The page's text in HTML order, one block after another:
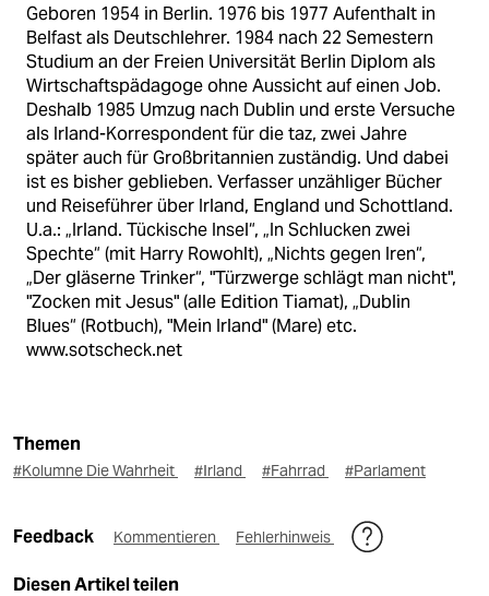
Geboren 1954 in Berlin. 1976 bis 1977 Aufenthalt in
Belfast als Deutschlehrer. 1984 nach 22 Semestern
Studium an der Freien Universität Berlin Diplom als
Wirtschaftspädagoge ohne Aussicht auf einen Job.
Deshalb 1985 Umzug nach Dublin und erste Versuche
als Irland-Korrespondent für die taz, zwei Jahre
später auch für Großbritannien zuständig. Und dabei
ist es bisher geblieben. Verfasser unzähliger Bücher
und Reiseführer über Irland, England und Schottland.
U.a.: „Irland. Tückische Insel“, „In Schlucken zwei
Spechte“ (mit Harry Rowohlt), „Nichts gegen Iren“,
„Der gläserne Trinker“, "Türzwerge schlägt man nicht",
"Zocken mit Jesus" (alle Edition Tiamat), „Dublin
Blues“ (Rotbuch), "Mein Irland" (Mare) etc.
www.sotscheck.net
Themen
#Kolumne Die Wahrheit #Irland #Fahrrad #Parlament
Feedback Kommentieren Fehlerhinweis
Diesen Artikel teilen